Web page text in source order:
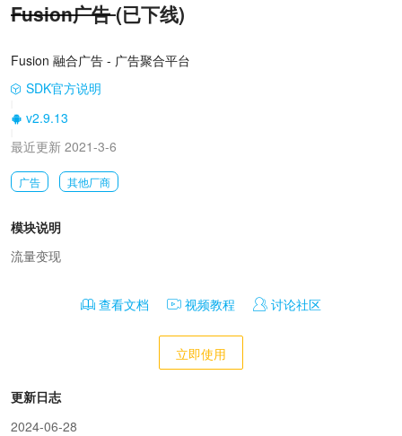
Fusion广告(已下线)
Fusion 融合广告 - 广告聚合平台
SDK官方说明
v2.9.13
最近更新 2021-3-6
广告 其他厂商
模块说明
流量变现
查看文档 视频教程 讨论社区
立即使用
更新日志
2024-06-28